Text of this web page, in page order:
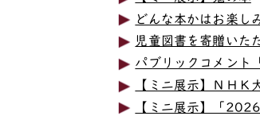
どんな本かはお楽し
児童図書を寄贈いた
パブリックコメント
【ミニ展示】ＮＨＫ
【ミニ展示】「